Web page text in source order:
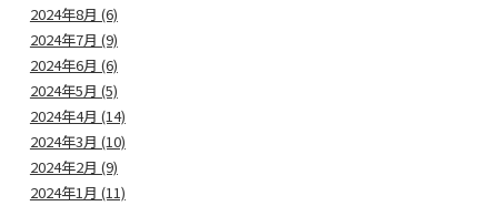
2024年8月 (6)
2024年7月 (9)
2024年6月 (6)
2024年5月 (5)
2024年4月 (14)
2024年3月 (10)
2024年2月 (9)
2024年1月 (11)